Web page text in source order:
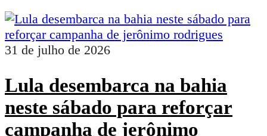
31 de julho de 2026
Lula desembarca na bahia
neste sábado para reforçar
campanha de jerônimo